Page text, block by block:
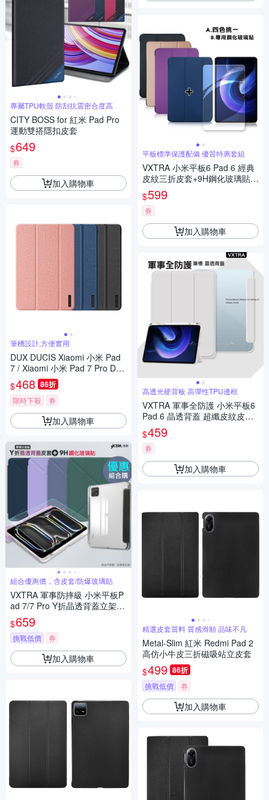
專屬TPU軟殼 防刮抗震密合度高
CITY BOSS for 紅米 Pad Pro
運動雙搭隱扣皮套
$649
券
加入購物車
筆槽設計,方便實用
DUX DUCIS Xiaomi 小米 Pad
7 / Xiaomi 小米 Pad 7 Pro DO
MO 筆槽防摔皮套
$468 86折
限時下殺 券
加入購物車
組合優惠價，含皮套/防爆玻璃貼
VXTRA 軍事防摔級 小米平板P
ad 7/7 Pro Y折晶透背蓋立架皮
套+9H玻璃貼(合購價)
$659
挑戰低價 券
加入購物車
平板標準保護配備 優質特惠套組
VXTRA 小米平板6 Pad 6 經典
皮紋三折皮套+9H鋼化玻璃貼
(合購價)
$599
券
加入購物車
高透光硬背板 高彈性TPU邊框
VXTRA 軍事全防護 小米平板6
Pad 6 晶透背蓋 超纖皮紋皮套
含筆槽(太空灰)
$459
券
加入購物車
精選皮套質料 質感滑順 品味不凡
Metal-Slim 紅米 Redmi Pad 2
高仿小牛皮三折磁吸站立皮套
$499 86折
挑戰低價 券
加入購物車